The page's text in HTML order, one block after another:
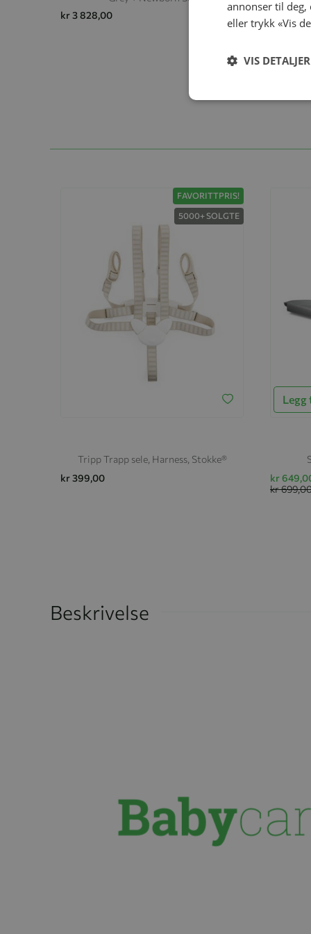
Beskrivelse
FAVORITTPRIS!
5000+ SOLGTE
Tripp Trapp sele, Harness, Stokke®
kr 399,00
Legg
kr
kr
kr 3 828,00
kr 3
kr 3
annonser til deg,
eller trykk «Vis
VIS DETALJER